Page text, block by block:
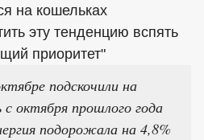
на кошельках
эту тенденцию вспять
приоритет"
подскочили на
октября прошлого года
подорожала на 4,8%